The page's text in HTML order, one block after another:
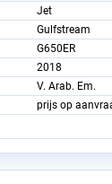
Jet
Gulfstream
G650ER
2018
V. Arab. Em.
prijs op